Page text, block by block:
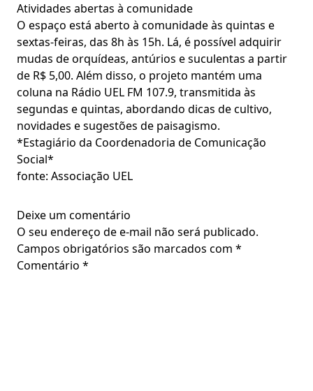
Atividades abertas à comunidade
O espaço está aberto à comunidade às quintas e
sextas-feiras, das 8h às 15h. Lá, é possível adquirir
mudas de orquídeas, antúrios e suculentas a partir
de R$ 5,00. Além disso, o projeto mantém uma
coluna na Rádio UEL FM 107.9, transmitida às
segundas e quintas, abordando dicas de cultivo,
novidades e sugestões de paisagismo.
*Estagiário da Coordenadoria de Comunicação
Social*
fonte: Associação UEL
Deixe um comentário
O seu endereço de e-mail não será publicado.
Campos obrigatórios são marcados com *
Comentário *